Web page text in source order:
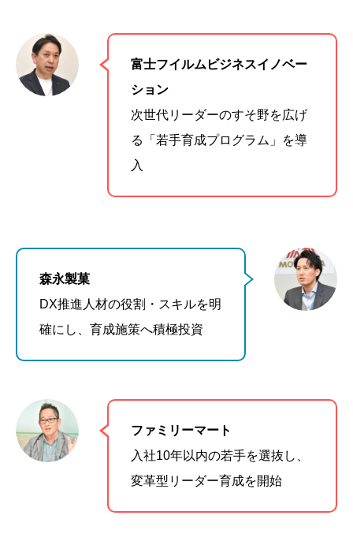
富士フイルムビジネスイノベー
ション
次世代リーダーのすそ野を広げ
る「若手育成プログラム」を導
入
森永製菓
DX推進人材の役割・スキルを明
確にし、育成施策へ積極投資
ファミリーマート
入社10年以内の若手を選抜し、
変革型リーダー育成を開始